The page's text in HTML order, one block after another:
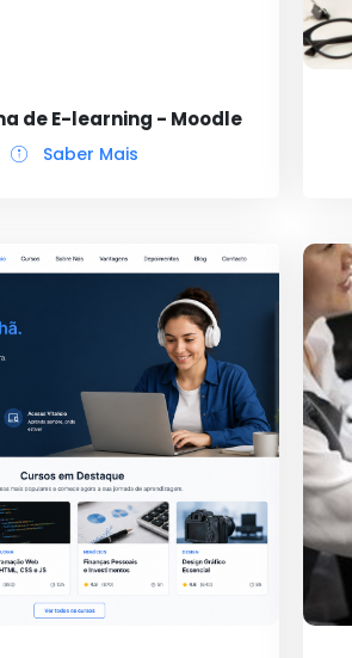
de E-learning - Moodle
Saber Mais